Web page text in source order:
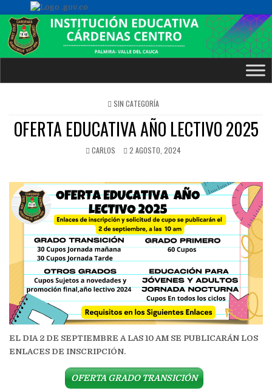
POSTED
IN
SIN CATEGORÍA
OFERTA EDUCATIVA AÑO LECTIVO 2025
CARLOS 2 AGOSTO, 2024
EL DIA 2 DE SEPTIEMBRE A LAS 10 AM SE PUBLICARÁN LOS
ENLACES DE INSCRIPCIÓN.
OFERTA GRADO TRANSICIÓN